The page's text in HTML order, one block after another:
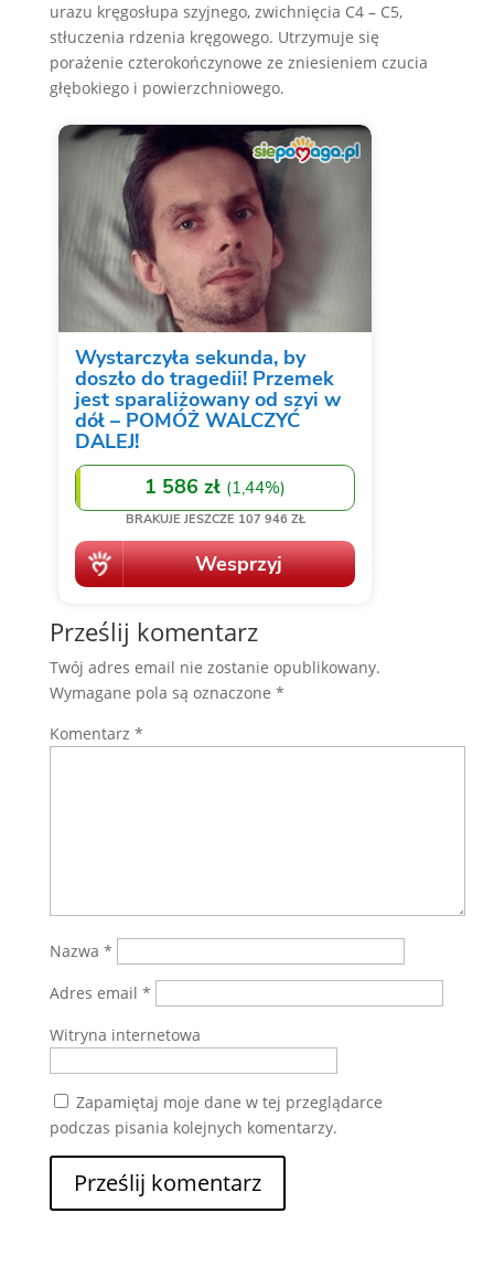
urazu kręgosłupa szyjnego, zwichnięcia C4 – C5,
stłuczenia rdzenia kręgowego. Utrzymuje się
porażenie czterokończynowe ze zniesieniem czucia
głębokiego i powierzchniowego.
Prześlij komentarz
Twój adres email nie zostanie opublikowany.
Wymagane pola są oznaczone *
Komentarz *
Nazwa *
Adres email *
Witryna internetowa
Zapamiętaj moje dane w tej przeglądarce
podczas pisania kolejnych komentarzy.